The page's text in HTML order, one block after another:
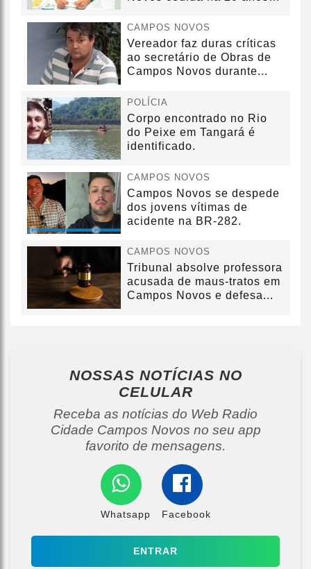
CAMPOS NOVOS
Vereador faz duras críticas
ao secretário de Obras de
Campos Novos durante...
POLÍCIA
Corpo encontrado no Rio
do Peixe em Tangará é
identificado.
CAMPOS NOVOS
Campos Novos se despede
dos jovens vítimas de
acidente na BR-282.
CAMPOS NOVOS
Tribunal absolve professora
acusada de maus-tratos em
Campos Novos e defesa...
NOSSAS NOTÍCIAS NO
CELULAR
Receba as notícias do Web Radio
Cidade Campos Novos no seu app
favorito de mensagens.
Whatsapp Facebook
ENTRAR